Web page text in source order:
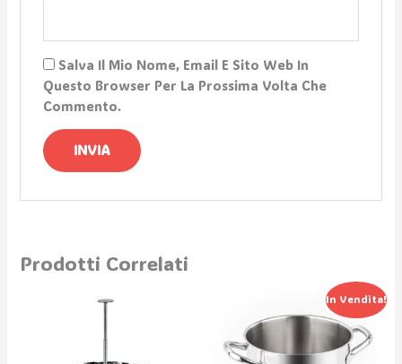
Salva Il Mio Nome, Email E Sito Web In
Questo Browser Per La Prossima Volta Che
Commento.
Prodotti Correlati
In Vendita!
Prezzo
Originale
58,90 €.
Il
Prezzo
Attuale
È:
47,10 €.